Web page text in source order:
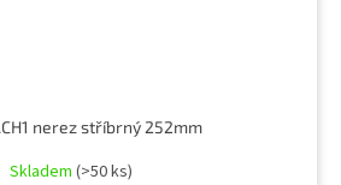
nerez stříbrný 252mm
Skladem (>50 ks)